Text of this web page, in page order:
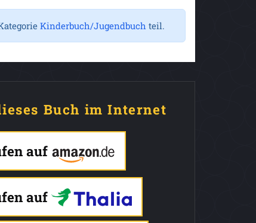
Kinderbuch/Jugendbuch teil.
Buch im Internet
auf
auf